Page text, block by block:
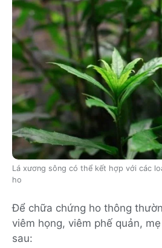
Lá xương sông có thể kết hợp với các
ho
Để chữa chứng ho thông
viêm họng, viêm phế quản,
sau: